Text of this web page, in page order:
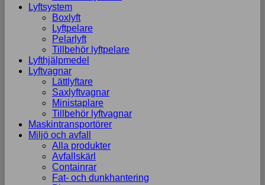
Lyftsystem
Boxlyft
Lyftpelare
Pelarlyft
Tillbehör lyftpelare
Lyfthjälpmedel
Lyftvagnar
Lättlyftare
Saxlyftvagnar
Ministaplare
Tillbehör lyftvagnar
Maskintransportörer
Miljö och avfall
Alla produkter
Avfallskärl
Containrar
Fat- och dunkhantering